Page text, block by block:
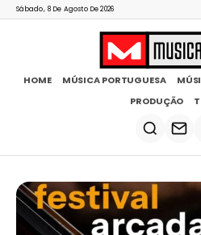
Sábado, 8 De Agosto De 2026
HOME MÚSICA PORTUGUESA
PRODUÇÃO